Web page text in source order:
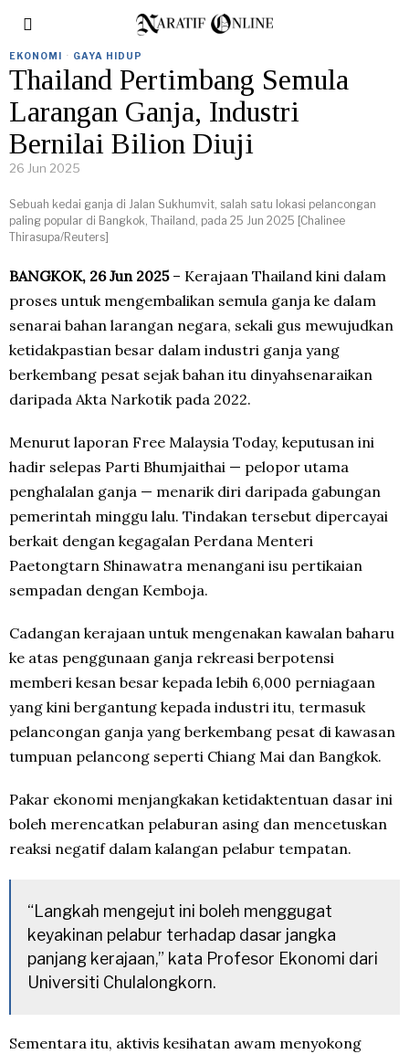
EKONOMI · GAYA HIDUP
Thailand Pertimbang Semula
Larangan Ganja, Industri
Bernilai Bilion Diuji
26 Jun 2025
Sebuah kedai ganja di Jalan Sukhumvit, salah satu lokasi pelancongan
paling popular di Bangkok, Thailand, pada 25 Jun 2025 [Chalinee
Thirasupa/Reuters]
BANGKOK, 26 Jun 2025– Kerajaan Thailand kini dalam
proses untuk mengembalikan semula ganja ke dalam
senarai bahan larangan negara, sekali gus mewujudkan
ketidakpastian besar dalam industri ganja yang
berkembang pesat sejak bahan itu dinyahsenaraikan
daripada Akta Narkotik pada 2022.
Menurut laporan Free Malaysia Today, keputusan ini
hadir selepas Parti Bhumjaithai — pelopor utama
penghalalan ganja — menarik diri daripada gabungan
pemerintah minggu lalu. Tindakan tersebut dipercayai
berkait dengan kegagalan Perdana Menteri
Paetongtarn Shinawatra menangani isu pertikaian
sempadan dengan Kemboja.
Cadangan kerajaan untuk mengenakan kawalan baharu
ke atas penggunaan ganja rekreasi berpotensi
memberi kesan besar kepada lebih 6,000 perniagaan
yang kini bergantung kepada industri itu, termasuk
pelancongan ganja yang berkembang pesat di kawasan
tumpuan pelancong seperti Chiang Mai dan Bangkok.
Pakar ekonomi menjangkakan ketidaktentuan dasar ini
boleh merencatkan pelaburan asing dan mencetuskan
reaksi negatif dalam kalangan pelabur tempatan.
“Langkah mengejut ini boleh menggugat
keyakinan pelabur terhadap dasar jangka
panjang kerajaan,” kata Profesor Ekonomi dari
Universiti Chulalongkorn.
Sementara itu, aktivis kesihatan awam menyokong